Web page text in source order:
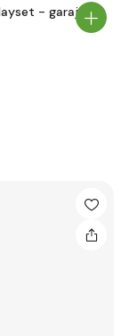
- garaje